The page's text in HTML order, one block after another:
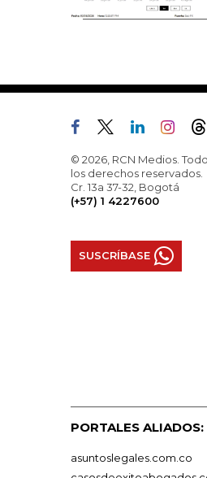
© 2026, RCN Medios.
los derechos reservados.
Cr. 13a 37-32, Bogotá
(+57) 1 4227600
SUSCRÍBASE
PORTALES ALIADOS:
asuntoslegales.com.co